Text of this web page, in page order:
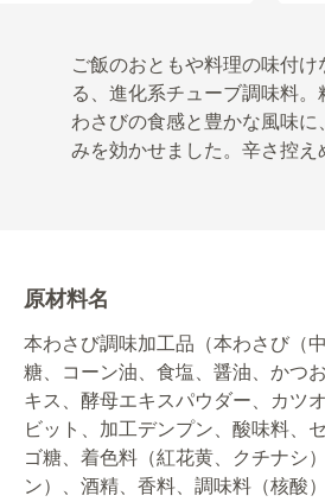
ご飯のおともや料理の味付け
る、進化系チューブ調味料。
わさびの食感と豊かな風味に
みを効かせました。辛さ控え
原材料名
本わさび調味加工品（本わさび（
糖、コーン油、食塩、醤油、かつ
キス、酵母エキスパウダー、カツ
ビット、加工デンプン、酸味料、
ゴ糖、着色料（紅花黄、クチナシ
ン）、酒精、香料、調味料（核酸